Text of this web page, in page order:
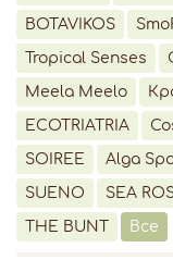
BOTAVIKOS
Tropical Senses
Meela Meelo
ECOTRIATRIA
SOIREE Alga
SUENO SEA
THE BUNT Все